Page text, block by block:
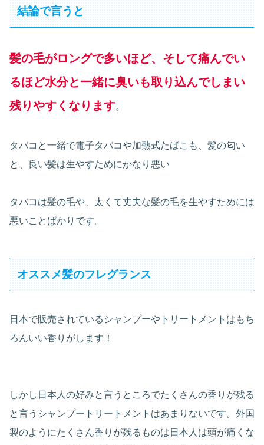
結論で言うと
髪の毛がロングで多いほど、そして痛んでい
るほど水分と一緒に臭いも取り込んでしまい
残りやすくなります。
タバコと一緒で電子タバコや加熱式たばこも、髪の匂い
と、良い髪は生やすためにかなり悪い
タバコは髪の毛や、太くて丈夫な髪の毛を生やすためには
悪いことばかりです。
オススメ髪のフレグランス
日本で販売されているシャンプーやトリートメントはもち
ろんいい香りがします！
しかし日本人の好みと言うところでたくさんの香りが残る
と言うシャンプートリートメントはあまりないです。外国
製のようにたくさん香りが残るものは日本人は頭が痛くな